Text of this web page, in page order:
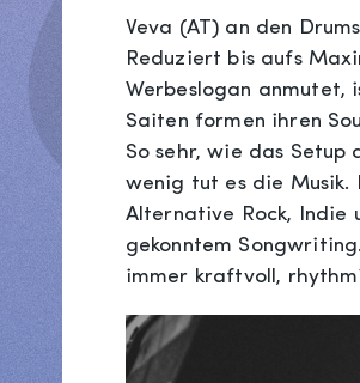
Veva (AT) an den
Reduziert bis aufs
Werbeslogan anmutet,
Saiten formen ihren
So sehr, wie das Setup
wenig tut es die Musik.
Alternative Rock, Indie
gekonntem
immer kraftvoll,